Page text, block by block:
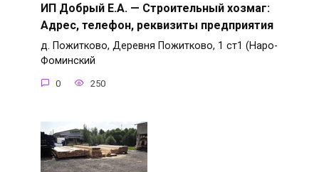
ИП Добрый Е.А. — Строительный хозмаг:
Адрес, телефон, реквизиты предприятия
д. Пожитково, Деревня Пожитково, 1 ст1 (Наро-
Фоминский
0 250